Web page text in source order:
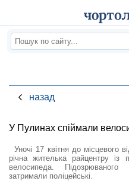
назад
У Пулинах спіймали
Уночі 17 квітня до місцевого
річна жителька райцентру із
велосипеда.
затримали поліцейські.